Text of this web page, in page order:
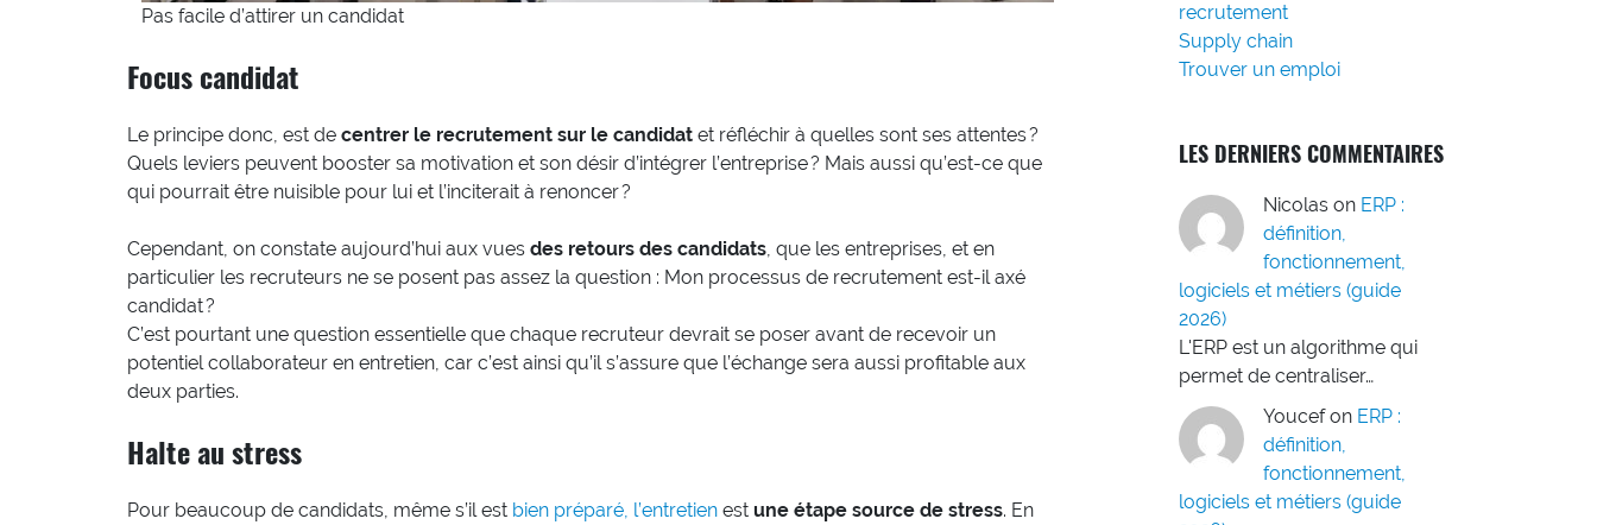
Pas facile d’attirer un candidat
Focus candidat
Le principe donc, est de centrer le recrutement sur le candidat et réfléchir à quelles sont ses attentes ?
Quels leviers peuvent booster sa motivation et son désir d’intégrer l’entreprise ? Mais aussi qu’est-ce que
qui pourrait être nuisible pour lui et l’inciterait à renoncer ?
Cependant, on constate aujourd’hui aux vues des retours des candidats, que les entreprises, et en
particulier les recruteurs ne se posent pas assez la question : Mon processus de recrutement est-il axé
candidat ?
C’est pourtant une question essentielle que chaque recruteur devrait se poser avant de recevoir un
potentiel collaborateur en entretien, car c’est ainsi qu’il s’assure que l’échange sera aussi profitable aux
deux parties.
Halte au stress
Pour beaucoup de candidats, même s’il est bien préparé, l’entretien est une étape source de stress. En
recrutement
Supply chain
Trouver un emploi
LES DERNIERS COMMENTAIRES
Nicolas on ERP :
définition,
fonctionnement,
logiciels et métiers (guide
2026)
L'ERP est un algorithme qui
permet de centraliser…
Youcef on ERP :
définition,
fonctionnement,
logiciels et métiers (guide